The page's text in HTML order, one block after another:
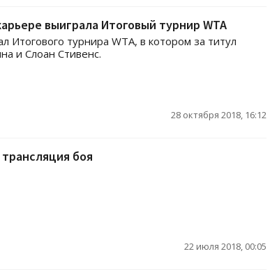
выиграла Итоговый турнир WTA
Итогового турнира WTA, в котором за титул
и Слоан Стивенс.
28 октября 2018, 16:12
боя
22 июля 2018, 00:05